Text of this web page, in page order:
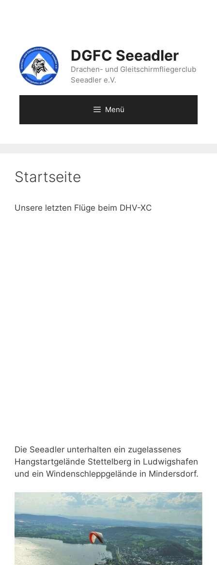
DGFC Seeadler
Drachen- und Gleitschirmfliegerclub
Seeadler e.V.
Menü
Startseite
Unsere letzten Flüge beim DHV-XC
Die Seeadler unterhalten ein zugelassenes
Hangstartgelände Stettelberg in Ludwigshafen
und ein Windenschleppgelände in Mindersdorf.